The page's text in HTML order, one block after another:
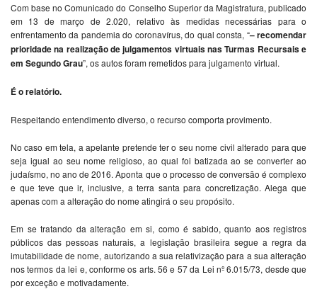
Com base no Comunicado do Conselho Superior da Magistratura, publicado
em 13 de março de 2.020, relativo às medidas necessárias para o
enfrentamento da pandemia do coronavírus, do qual consta, “– recomendar
prioridade na realização de julgamentos virtuais nas Turmas Recursais e
em Segundo Grau”, os autos foram remetidos para julgamento virtual.
É o relatório.
Respeitando entendimento diverso, o recurso comporta provimento.
No caso em tela, a apelante pretende ter o seu nome civil alterado para que
seja igual ao seu nome religioso, ao qual foi batizada ao se converter ao
judaísmo, no ano de 2016. Aponta que o processo de conversão é complexo
e que teve que ir, inclusive, a terra santa para concretização. Alega que
apenas com a alteração do nome atingirá o seu propósito.
Em se tratando da alteração em si, como é sabido, quanto aos registros
públicos das pessoas naturais, a legislação brasileira segue a regra da
imutabilidade de nome, autorizando a sua relativização para a sua alteração
nos termos da lei e, conforme os arts. 56 e 57 da Lei nº 6.015/73, desde que
por exceção e motivadamente.